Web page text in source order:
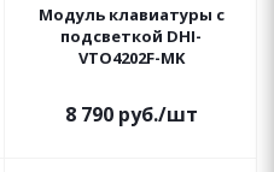
Модуль клавиатуры с
подсветкой DHI-
VTO4202F-MK
8 790руб./шт